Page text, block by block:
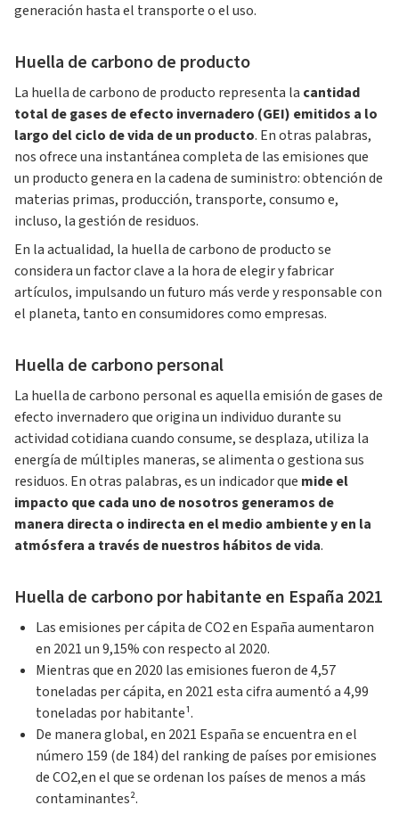
generación hasta el transporte o el uso.
Huella de carbono de producto
La huella de carbono de producto representa la cantidad
total de gases de efecto invernadero (GEI) emitidos a lo
largo del ciclo de vida de un producto. En otras palabras,
nos ofrece una instantánea completa de las emisiones que
un producto genera en la cadena de suministro: obtención de
materias primas, producción, transporte, consumo e,
incluso, la gestión de residuos.
En la actualidad, la huella de carbono de producto se
considera un factor clave a la hora de elegir y fabricar
artículos, impulsando un futuro más verde y responsable con
el planeta, tanto en consumidores como empresas.
Huella de carbono personal
La huella de carbono personal es aquella emisión de gases de
efecto invernadero que origina un individuo durante su
actividad cotidiana cuando consume, se desplaza, utiliza la
energía de múltiples maneras, se alimenta o gestiona sus
residuos. En otras palabras, es un indicador que mide el
impacto que cada uno de nosotros generamos de
manera directa o indirecta en el medio ambiente y en la
atmósfera a través de nuestros hábitos de vida.
Huella de carbono por habitante en España 2021
Las emisiones per cápita de CO2 en España aumentaron
en 2021 un 9,15% con respecto al 2020.
Mientras que en 2020 las emisiones fueron de 4,57
toneladas per cápita, en 2021 esta cifra aumentó a 4,99
toneladas por habitante¹.
De manera global, en 2021 España se encuentra en el
número 159 (de 184) del ranking de países por emisiones
de CO2,en el que se ordenan los países de menos a más
contaminantes².